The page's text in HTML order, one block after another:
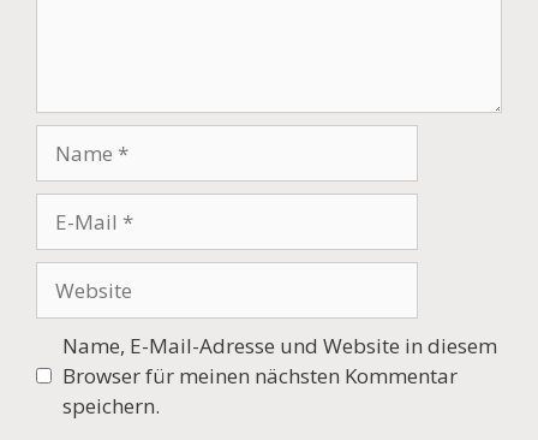
Mail
Name, E-Mail-Adresse und Website in diesem
Browser für meinen nächsten Kommentar
speichern.